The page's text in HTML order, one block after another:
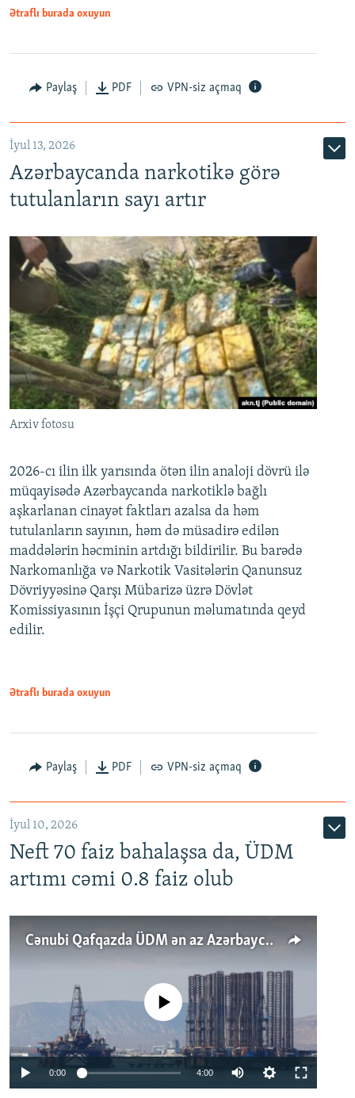
Ətraflı burada oxuyun
Paylaş PDF VPN-siz açmaq
İyul 13, 2026
Azərbaycanda narkotikə görə
tutulanların sayı artır
Arxiv fotosu
2026-cı ilin ilk yarısında ötən ilin analoji dövrü ilə
müqayisədə Azərbaycanda narkotiklə bağlı
aşkarlanan cinayət faktları azalsa da həm
tutulanların sayının, həm də müsadirə edilən
maddələrin həcminin artdığı bildirilir. Bu barədə
Narkomanlığa və Narkotik Vasitələrin Qanunsuz
Dövriyyəsinə Qarşı Mübarizə üzrə Dövlət
Komissiyasının İşçi Qrupunun məlumatında qeyd
edilir.
Ətraflı burada oxuyun
Paylaş PDF VPN-siz açmaq
İyul 10, 2026
Neft 70 faiz bahalaşsa da, ÜDM
artımı cəmi 0.8 faiz olub
Cənubi Qafqazda ÜDM ən az Azərbaycanda artır: Qonşuları niyə Bakını qabaqlaya bilir?
No media source currently available
0:00 4:00